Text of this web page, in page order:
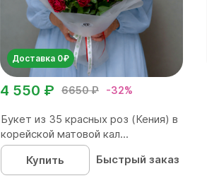
Доставка 0₽
6650 ₽ -32%
4 550 ₽
Букет из 35 красных роз (Кения) в
корейской матовой кал...
Купить
Быстрый заказ